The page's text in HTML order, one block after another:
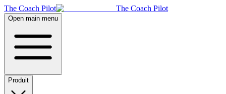
The Coach Pilot The Coach Pilot
Open main menu
Produit